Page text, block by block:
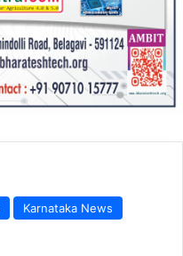
Karnataka News